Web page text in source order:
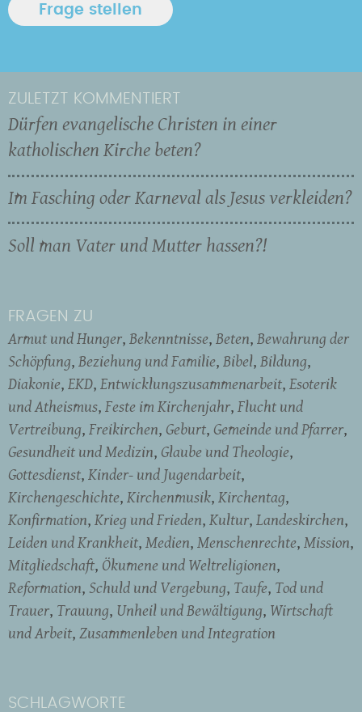
ZULETZT KOMMENTIERT
Dürfen evangelische Christen in einer
katholischen Kirche beten?
Im Fasching oder Karneval als Jesus verkleiden?
Soll man Vater und Mutter hassen?!
FRAGEN ZU
Armut und Hunger Bekenntnisse Beten Bewahrung der
Schöpfung Beziehung und Familie Bibel Bildung
Diakonie EKD Entwicklungszusammenarbeit Esoterik
und Atheismus Feste im Kirchenjahr Flucht und
Vertreibung Freikirchen Geburt Gemeinde und Pfarrer
Gesundheit und Medizin Glaube und Theologie
Gottesdienst Kinder- und Jugendarbeit
Kirchengeschichte Kirchenmusik Kirchentag
Konfirmation Krieg und Frieden Kultur Landeskirchen
Leiden und Krankheit Medien Menschenrechte Mission
Mitgliedschaft Ökumene und Weltreligionen
Reformation Schuld und Vergebung Taufe Tod und
Trauer Trauung Unheil und Bewältigung Wirtschaft
und Arbeit Zusammenleben und Integration
SCHLAGWORTE